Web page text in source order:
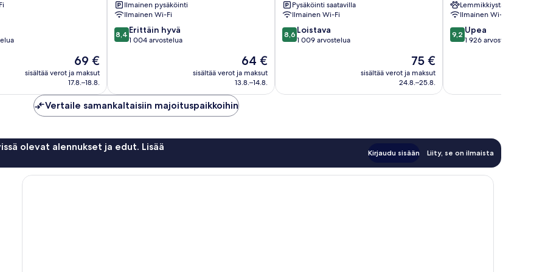
Hinta
on
69 €
69 €
sisältää verot ja maksut
17.8.–18.8.
Ilmainen pysäköinti
Ilmainen Wi-Fi
8.4
kautta
arvostelua
8,4 Erittäin hyvä
1 004 arvostelua
Hinta
on
64 €
64 €
sisältää verot ja maksut
13.8.–14.8.
Pysäköinti saatavilla
Ilmainen Wi-Fi
8.6
kautta
8,6 Loistava
1 009 arvostelua
Hinta
on
75 €
75 €
sisältää verot ja maksut
24.8.–25.8.
Lemmikkiystävällinen
Ilmainen Wi-Fi
9.2
kautta
9,2 Upea
1 926 arvostelua
Vertaile samankaltaisiin majoituspaikkoihin
olevat alennukset ja edut. Lisää
Kirjaudu sisään Liity, se on ilmaista